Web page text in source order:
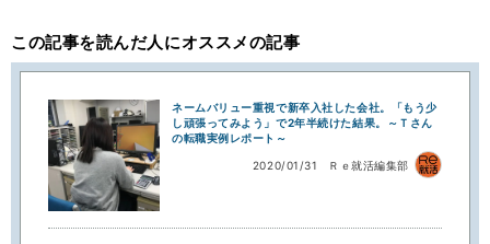
この記事を読んだ人にオススメの記事
ネームバリュー重視で新卒入社した会社。「もう少
し頑張ってみよう」で2年半続けた結果。～Ｔさん
の転職実例レポート～
2020/01/31 Ｒｅ就活編集部